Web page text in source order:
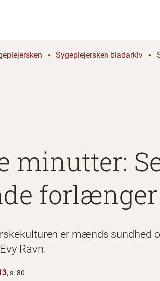
Sygeplejersken bladarkiv
minutter:
er mænds sundhed
Ravn.
, s. 80